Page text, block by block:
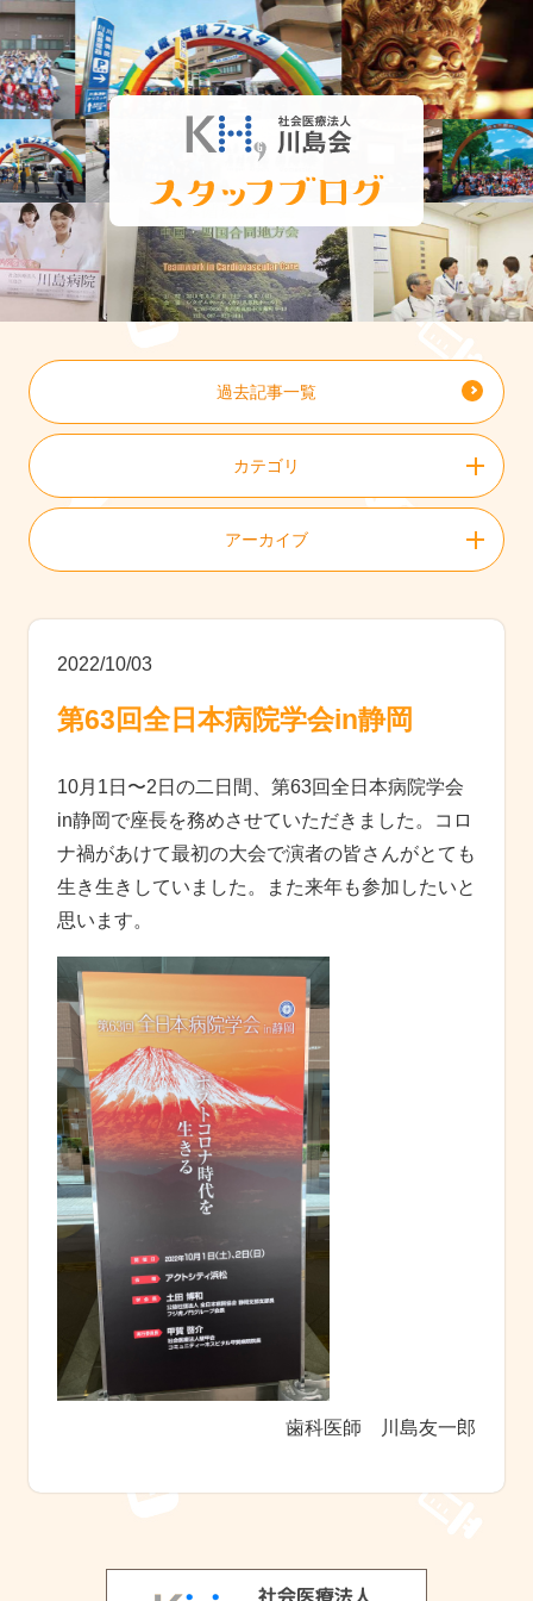
過去記事一覧
カテゴリ
アーカイブ
2022/10/03
第63回全日本病院学会in静岡
10月1日〜2日の二日間、第63回全日本病院学会
in静岡で座長を務めさせていただきました。コロ
ナ禍があけて最初の大会で演者の皆さんがとても
生き生きしていました。また来年も参加したいと
思います。
歯科医師 川島友一郎